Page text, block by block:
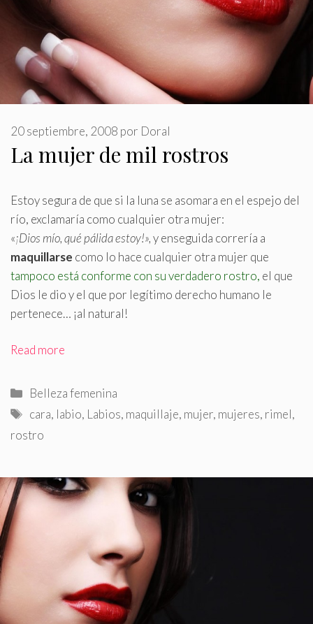
La mujer de mil rostros
20 septiembre, 2008 por Doral
Estoy segura de que si la luna se asomara en el espejo del
río, exclamaría como cualquier otra mujer:
«¡Dios mío, qué pálida estoy!»,y enseguida correría a
maquillarse como lo hace cualquier otra mujer que
tampoco está conforme con su verdadero rostro, el que
Dios le dio y el que por legítimo derecho humano le
pertenece… ¡al natural!
Read more
Categorías
Belleza femenina
Etiquetas
cara, labio, Labios, maquillaje, mujer, mujeres, rimel,
rostro